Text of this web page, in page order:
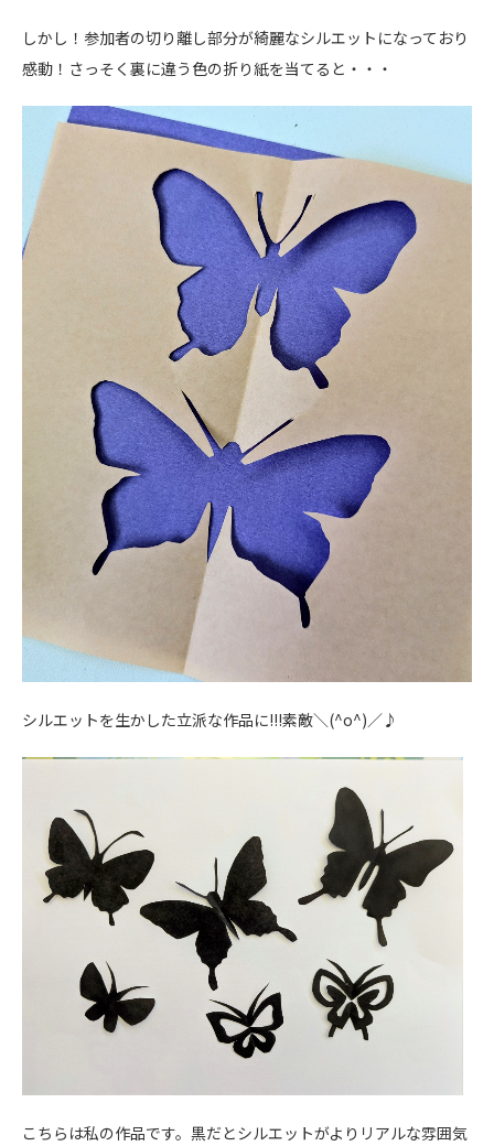
しかし！参加者の切り離し部分が綺麗なシルエットになっており
感動！さっそく裏に違う色の折り紙を当てると・・・
シルエットを生かした立派な作品に!!!素敵＼(^o^)／♪
こちらは私の作品です。黒だとシルエットがよりリアルな雰囲気